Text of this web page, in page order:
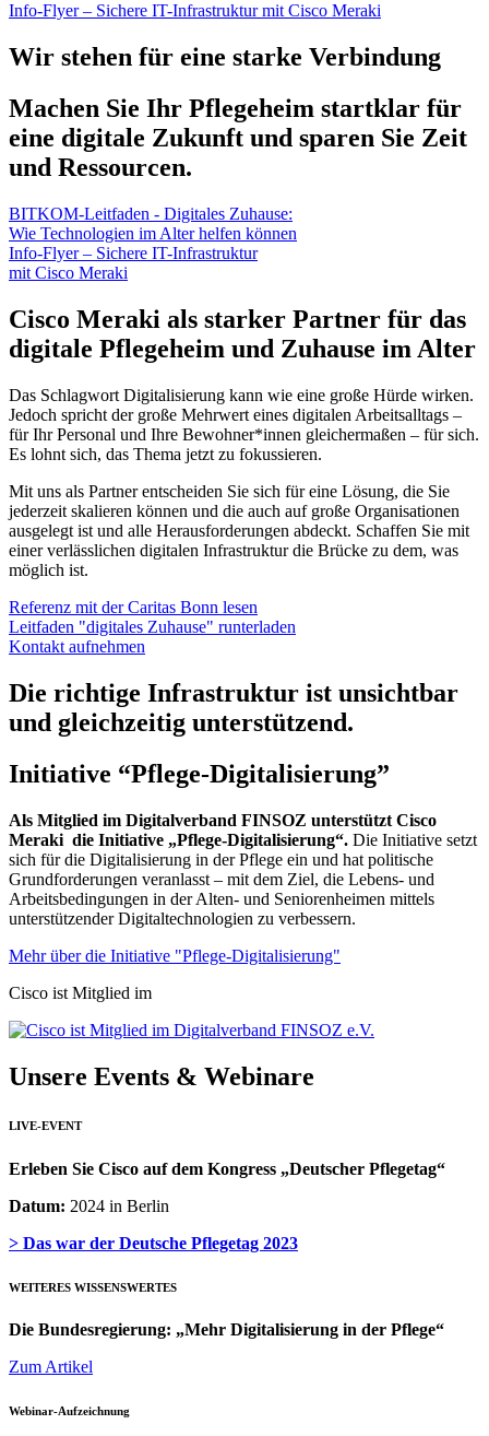
Info-Flyer – Sichere IT-Infrastruktur mit Cisco Meraki
Wir stehen für eine starke Verbindung
Machen Sie Ihr Pflegeheim startklar für
eine digitale Zukunft und sparen Sie Zeit
und Ressourcen.
BITKOM-Leitfaden - Digitales Zuhause:
Wie Technologien im Alter helfen können
Info-Flyer – Sichere IT-Infrastruktur
mit Cisco Meraki
Cisco Meraki als starker Partner für das
digitale Pflegeheim und Zuhause im Alter
Das Schlagwort Digitalisierung kann wie eine große Hürde wirken.
Jedoch spricht der große Mehrwert eines digitalen Arbeitsalltags –
für Ihr Personal und Ihre Bewohner*innen gleichermaßen – für sich.
Es lohnt sich, das Thema jetzt zu fokussieren.
Mit uns als Partner entscheiden Sie sich für eine Lösung, die Sie
jederzeit skalieren können und die auch auf große Organisationen
ausgelegt ist und alle Herausforderungen abdeckt. Schaffen Sie mit
einer verlässlichen digitalen Infrastruktur die Brücke zu dem, was
möglich ist.
Referenz mit der Caritas Bonn lesen
Leitfaden "digitales Zuhause" runterladen
Kontakt aufnehmen
Die richtige Infrastruktur ist unsichtbar
und gleichzeitig unterstützend.
Initiative “Pflege-Digitalisierung”
Als Mitglied im Digitalverband FINSOZ unterstützt Cisco
Meraki die Initiative „Pflege-Digitalisierung“. Die Initiative setzt
sich für die Digitalisierung in der Pflege ein und hat politische
Grundforderungen veranlasst – mit dem Ziel, die Lebens- und
Arbeitsbedingungen in der Alten- und Seniorenheimen mittels
unterstützender Digitaltechnologien zu verbessern.
Mehr über die Initiative "Pflege-Digitalisierung"
Cisco ist Mitglied im
Unsere Events & Webinare
LIVE-EVENT
Erleben Sie Cisco auf dem Kongress „Deutscher Pflegetag“
Datum: 2024 in Berlin
> Das war der Deutsche Pflegetag 2023
WEITERES WISSENSWERTES
Die Bundesregierung: „Mehr Digitalisierung in der Pflege“
Zum Artikel
Webinar-Aufzeichnung